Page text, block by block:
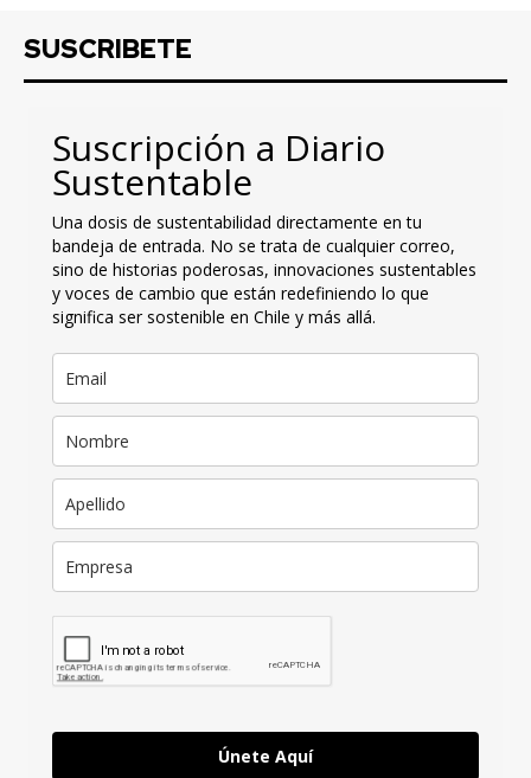
SUSCRIBETE
Suscripción a Diario
Sustentable
Una dosis de sustentabilidad directamente en tu
bandeja de entrada. No se trata de cualquier correo,
sino de historias poderosas, innovaciones sustentables
y voces de cambio que están redefiniendo lo que
significa ser sostenible en Chile y más allá.
Únete Aquí